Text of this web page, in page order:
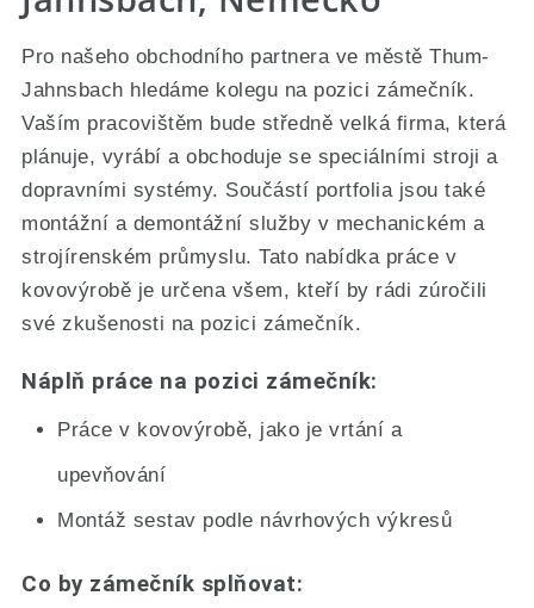
Pro našeho obchodního partnera ve městě Thum-
Jahnsbach hledáme kolegu na pozici zámečník.
Vaším pracovištěm bude středně velká firma, která
plánuje, vyrábí a obchoduje se speciálními stroji a
dopravními systémy. Součástí portfolia jsou také
montážní a demontážní služby v mechanickém a
strojírenském průmyslu. Tato nabídka práce v
kovovýrobě je určena všem, kteří by rádi zúročili
své zkušenosti na pozici zámečník.
Náplň práce na pozici zámečník:
Práce v kovovýrobě, jako je vrtání a
upevňování
Montáž sestav podle návrhových výkresů
Co by zámečník splňovat: